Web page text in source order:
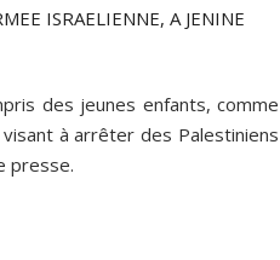
ISRAELIENNE, A JENINE
des jeunes enfants, comme
visant à arrêter des Palestiniens
presse.